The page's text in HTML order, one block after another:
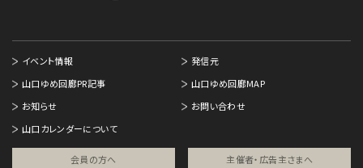
イベント情報
発信元
山口ゆめ回廊PR記事
山口ゆめ回廊MAP
お知らせ
お問い合わせ
山口カレンダーについて
会員の方へ 主催者・広告主さまへ​